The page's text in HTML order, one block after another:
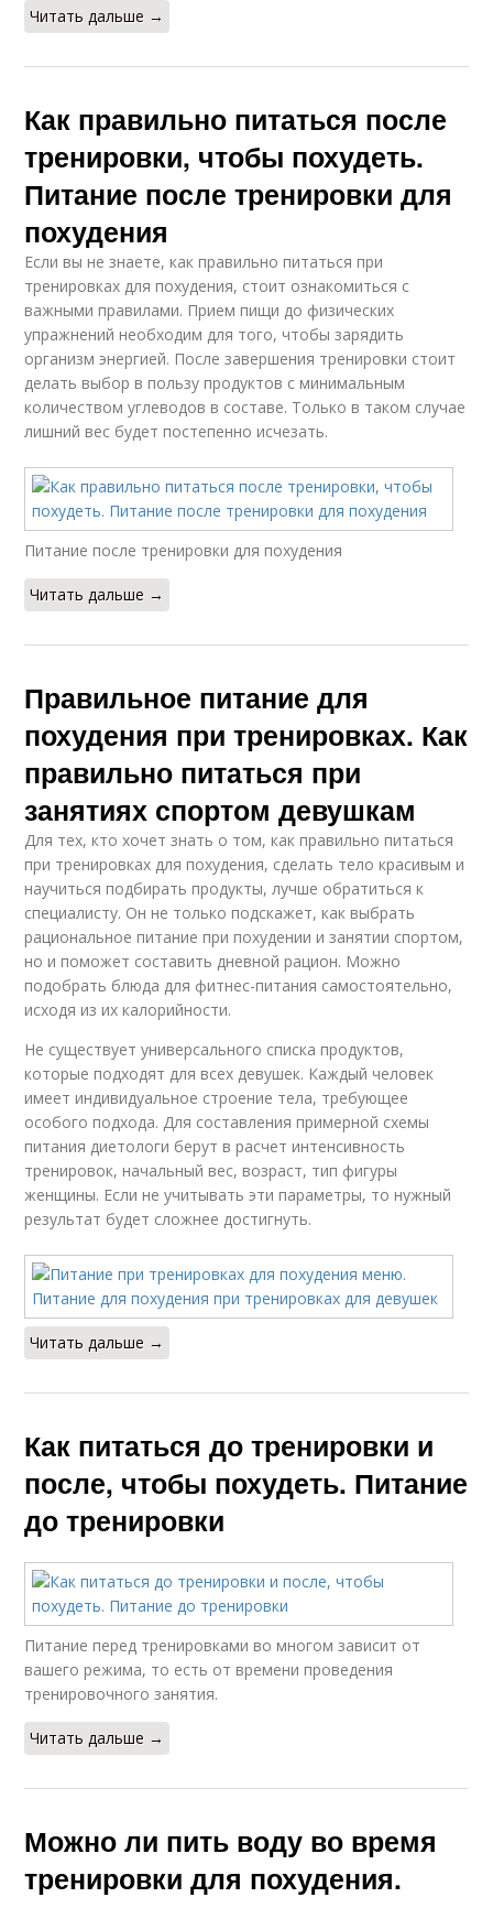
Читать дальше →
Как правильно питаться после
тренировки, чтобы похудеть.
Питание после тренировки для
похудения
Если вы не знаете, как правильно питаться при
тренировках для похудения, стоит ознакомиться с
важными правилами. Прием пищи до физических
упражнений необходим для того, чтобы зарядить
организм энергией. После завершения тренировки стоит
делать выбор в пользу продуктов с минимальным
количеством углеводов в составе. Только в таком случае
лишний вес будет постепенно исчезать.
Питание после тренировки для похудения
Читать дальше →
Правильное питание для
похудения при тренировках. Как
правильно питаться при
занятиях спортом девушкам
Для тех, кто хочет знать о том, как правильно питаться
при тренировках для похудения, сделать тело красивым и
научиться подбирать продукты, лучше обратиться к
специалисту. Он не только подскажет, как выбрать
рациональное питание при похудении и занятии спортом,
но и поможет составить дневной рацион. Можно
подобрать блюда для фитнес-питания самостоятельно,
исходя из их калорийности.
Не существует универсального списка продуктов,
которые подходят для всех девушек. Каждый человек
имеет индивидуальное строение тела, требующее
особого подхода. Для составления примерной схемы
питания диетологи берут в расчет интенсивность
тренировок, начальный вес, возраст, тип фигуры
женщины. Если не учитывать эти параметры, то нужный
результат будет сложнее достигнуть.
Читать дальше →
Как питаться до тренировки и
после, чтобы похудеть. Питание
до тренировки
Питание перед тренировками во многом зависит от
вашего режима, то есть от времени проведения
тренировочного занятия.
Читать дальше →
Можно ли пить воду во время
тренировки для похудения.